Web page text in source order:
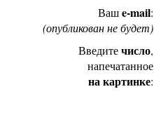
Вашe-mail:
(опубликован не будет)
Введитечисло,
напечатанное
на картинке: